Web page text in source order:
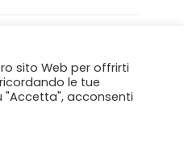
Garfagnana
sito Web per offrirti
le tue
"Accetta", acconsenti